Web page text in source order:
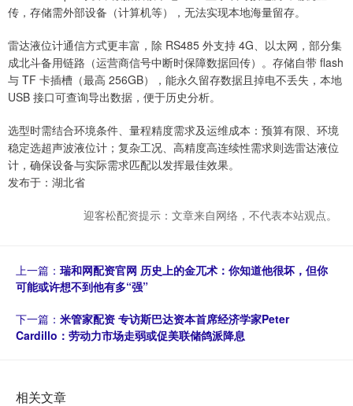
传，存储需外部设备（计算机等），无法实现本地海量留存。
雷达液位计通信方式更丰富，除 RS485 外支持 4G、以太网，部分集
成北斗备用链路（运营商信号中断时保障数据回传）。存储自带 flash
与 TF 卡插槽（最高 256GB），能永久留存数据且掉电不丢失，本地
USB 接口可查询导出数据，便于历史分析。
选型时需结合环境条件、量程精度需求及运维成本：预算有限、环境
稳定选超声波液位计；复杂工况、高精度高连续性需求则选雷达液位
计，确保设备与实际需求匹配以发挥最佳效果。
发布于：湖北省
迎客松配资提示：文章来自网络，不代表本站观点。
上一篇： 瑞和网配资官网 历史上的金兀术：你知道他很坏，但你
可能或许想不到他有多“强”
下一篇： 米管家配资 专访斯巴达资本首席经济学家Peter
Cardillo：劳动力市场走弱或促美联储鸽派降息
相关文章